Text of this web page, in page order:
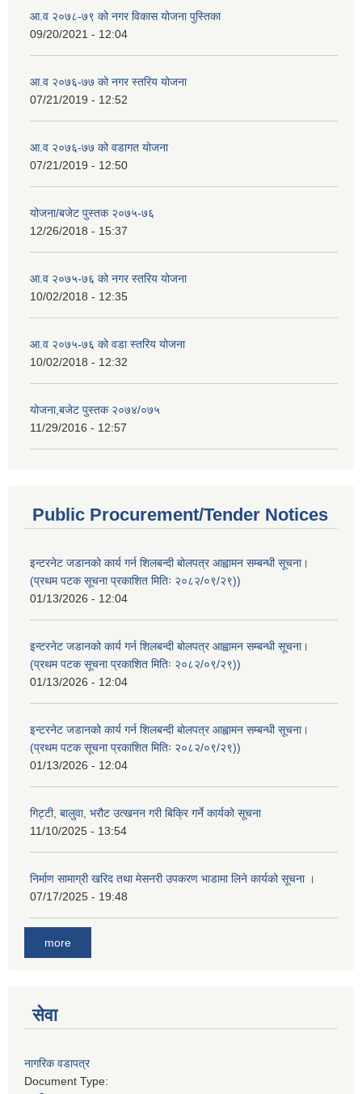
आ.व २०७८-७९ को नगर विकास योजना पुस्तिका
09/20/2021 - 12:04
आ.व २०७६-७७ को नगर स्तरिय योजना
07/21/2019 - 12:52
आ.व २०७६-७७ को वडागत योजना
07/21/2019 - 12:50
योजना/बजेट पुस्तक २०७५-७६
12/26/2018 - 15:37
आ.व २०७५-७६ को नगर स्तरिय योजना
10/02/2018 - 12:35
आ.व २०७५-७६ को वडा स्तरिय योजना
10/02/2018 - 12:32
योजना,बजेट पुस्तक २०७४/०७५
11/29/2016 - 12:57
Public Procurement/Tender Notices
इन्टरनेट जडानको कार्य गर्न शिलबन्दी बोलपत्र आह्वामन सम्बन्धी सूचना।
(प्रथम पटक सूचना प्रकाशित मितिः २०८२/०९/२९))
01/13/2026 - 12:04
इन्टरनेट जडानको कार्य गर्न शिलबन्दी बोलपत्र आह्वामन सम्बन्धी सूचना।
(प्रथम पटक सूचना प्रकाशित मितिः २०८२/०९/२९))
01/13/2026 - 12:04
इन्टरनेट जडानको कार्य गर्न शिलबन्दी बोलपत्र आह्वामन सम्बन्धी सूचना।
(प्रथम पटक सूचना प्रकाशित मितिः २०८२/०९/२९))
01/13/2026 - 12:04
गिट्टी, बालुवा, भरौट उत्खनन गरी बिक्रि गर्ने कार्यको सूचना
11/10/2025 - 13:54
निर्माण सामाग्री खरिद तथा मेसनरी उपकरण भाडामा लिने कार्यको सूचना ।
07/17/2025 - 19:48
more
सेवा
नागरिक वडापत्र
Document Type: